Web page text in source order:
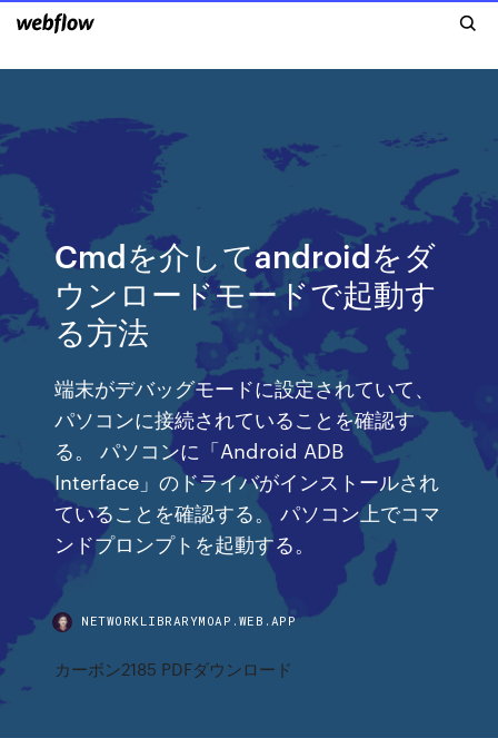
Cmdを介してandroidをダ
ウンロードモードで起動す
る方法
端末がデバッグモードに設定されていて、
パソコンに接続されていることを確認す
る。 パソコンに「Android ADB
Interface」のドライバがインストールされ
ていることを確認する。 パソコン上でコマ
ンドプロンプトを起動する。
NETWORKLIBRARYMOAP.WEB.APP
カーボン2185 PDFダウンロード